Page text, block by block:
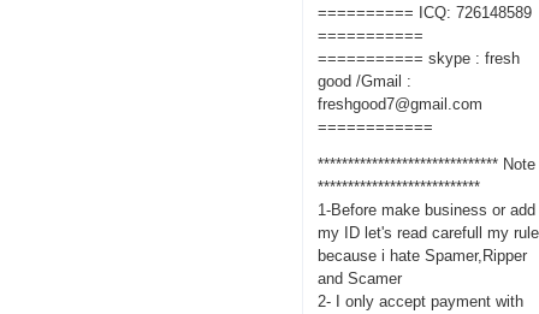
========== ICQ: 726148589
===========
=========== skype : fresh
good /Gmail :
freshgood7@gmail.com
============
****************************** Note
***************************
1-Before make business or add
my ID let's read carefull my rule
because i hate Spamer,Ripper
and Scamer
2- I only accept payment with